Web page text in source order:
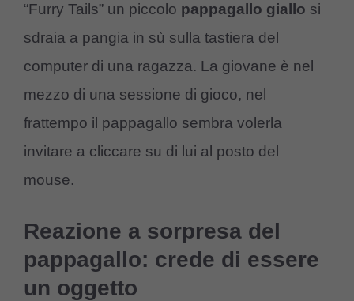
“Furry Tails” un piccolo pappagallo giallo si
sdraia a pangia in sù sulla tastiera del
computer di una ragazza. La giovane è nel
mezzo di una sessione di gioco, nel
frattempo il pappagallo sembra volerla
invitare a cliccare su di lui al posto del
mouse.
Reazione a sorpresa del
pappagallo: crede di essere
un oggetto